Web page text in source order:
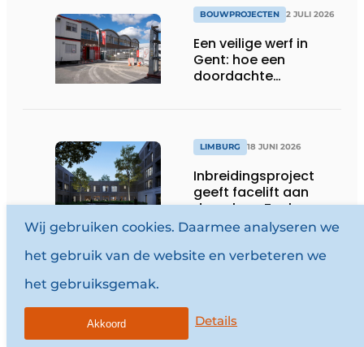
BOUWPROJECTEN 2 JULI 2026
Een veilige werf in
Gent: hoe een
doordachte
LIMBURG 18 JUNI 2026
Inbreidingsproject
geeft facelift aan
dorpskern Zonhoven
Coldo realiseert
Wij gebruiken cookies. Daarmee analyseren we
het gebruik van de website en verbeteren we
het gebruiksgemak.
Details
Akkoord